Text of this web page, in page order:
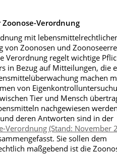
Verordnung
mit
von Zoonosen und
Verordnung regelt wichtige
in Bezug auf Mitteilungen, die
machen
von
Tier und Mensch
nachgewiesen
deren Antworten sind in der
Verordnung (Stand: November
Sie sollen dem
maßgebend ist die